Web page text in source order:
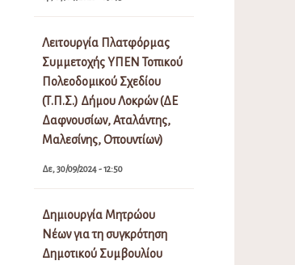
Λειτουργία Πλατφόρμας
Συμμετοχής ΥΠΕΝ Τοπικού
Πολεοδομικού Σχεδίου
(Τ.Π.Σ.) Δήμου Λοκρών (ΔΕ
Δαφνουσίων, Αταλάντης,
Μαλεσίνης, Οπουντίων)
Δε, 30/09/2024 - 12:50
Δημιουργία Μητρώου
Νέων για τη συγκρότηση
Δημοτικού Συμβουλίου